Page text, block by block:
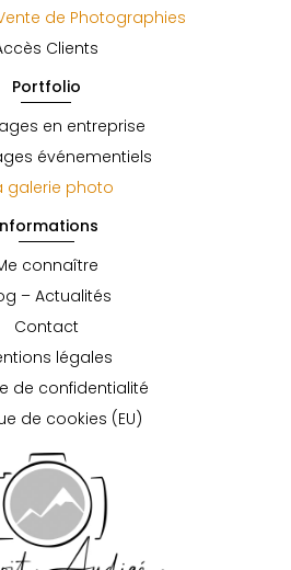
de Photographies
Clients
Portfolio
en entreprise
événementiels
galerie photo
connaître
– Actualités
Contact
légales
de confidentialité
de cookies (EU)